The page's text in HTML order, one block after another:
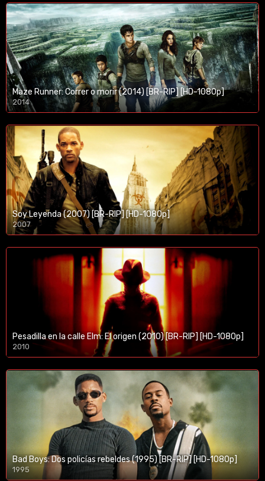
Maze Runner: Correr o morir (2014) [BR-RIP] [HD-1080p]
2014
1080p/720p
Soy Leyenda (2007) [BR-RIP] [HD-1080p]
2007
1080p/720p
Pesadilla en la calle Elm: El origen (2010) [BR-RIP] [HD-1080p]
2010
1080p/720p
Bad Boys: Dos policías rebeldes (1995) [BR-RIP] [HD-1080p]
1995
1080p/720p